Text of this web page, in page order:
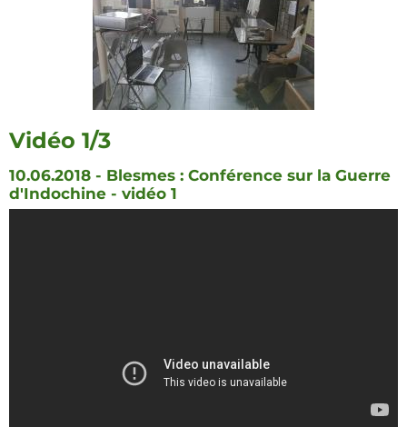
Vidéo 1/3
10.06.2018 - Blesmes : Conférence sur la Guerre
d'Indochine - vidéo 1